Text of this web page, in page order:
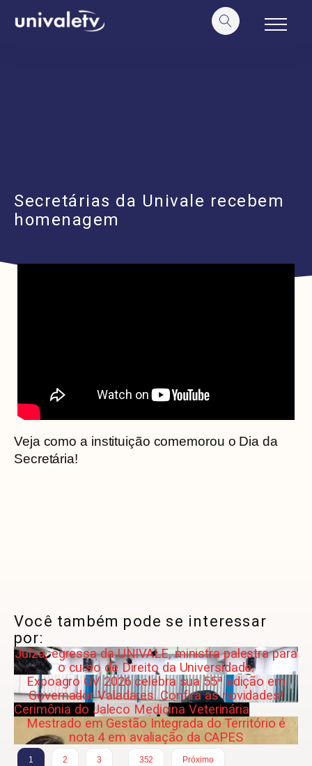
conteúdo
Secretárias da Univale recebem
homenagem
Veja como a instituição comemorou o Dia da
Secretária!
Você também pode se interessar
por:
Juíza, egressa da UNIVALE, ministra palestra para
o curso de Direito da Universidade.
Expoagro GV 2026 celebra sua 55ª edição em
Governador Valadares. Confira as novidades!
Cerimônia do Jaleco Medicina Veterinária
Mestrado em Gestão Integrada do Território é
nota 4 em avaliação da CAPES
1 2 3
352
Próximo